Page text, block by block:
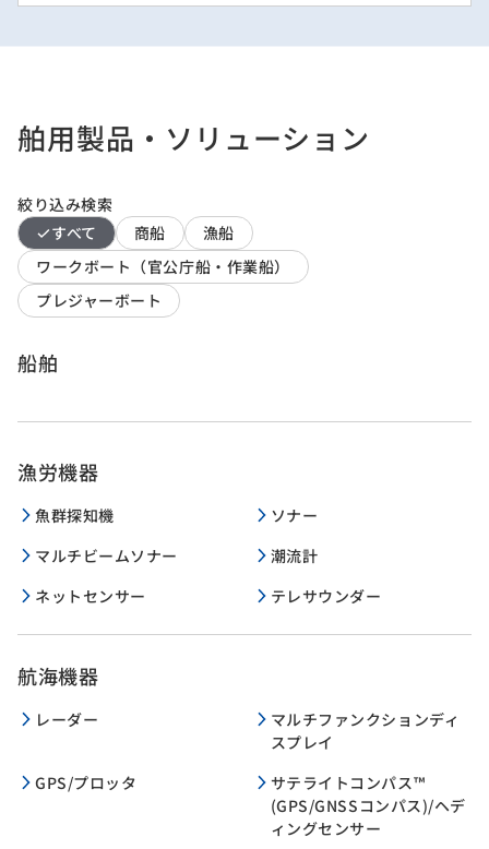
舶用製品・ソリューション
絞り込み検索
すべて
商船
漁船
ワークボート（官公庁船・作業船）
プレジャーボート
船舶
漁労機器
魚群探知機
ソナー
マルチビームソナー
潮流計
ネットセンサー
テレサウンダー
航海機器
レーダー
マルチファンクションディ
スプレイ
GPS/プロッタ
サテライトコンパス™
(GPS/GNSSコンパス)/ヘデ
ィングセンサー